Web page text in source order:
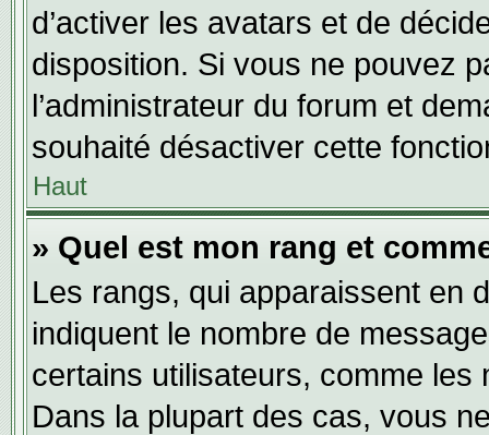
d’activer les avatars et de
disposition. Si vous ne pouvez
l’administrateur du forum et
souhaité désactiver cette
Haut
» Quel est mon rang et
Les rangs, qui apparaissent en
indiquent le nombre de
certains utilisateurs, comme
Dans la plupart des cas, vous